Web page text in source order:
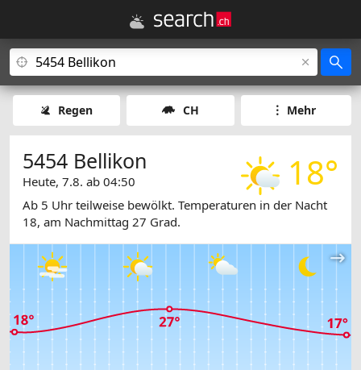
Regen CH Mehr
18°
5454 Bellikon
Heute, 7.8. ab 04:50
Ab 5 Uhr teilweise bewölkt. Temperaturen in der Nacht
18, am Nachmittag 27 Grad.